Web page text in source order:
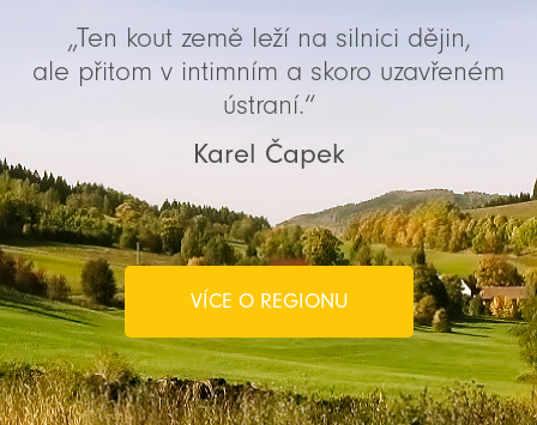
„Ten kout země leží na silnici dějin,
ale přitom v intimním a skoro uzavřeném
ústraní.“
Karel Čapek
VÍCE O REGIONU